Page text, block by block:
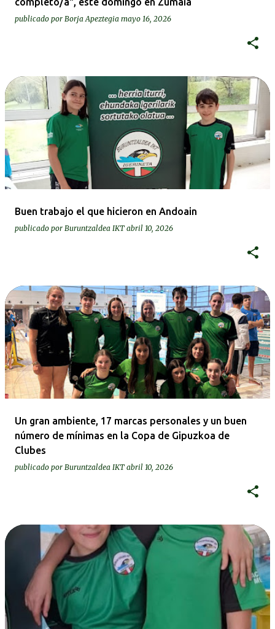
publicado por Borja Apeztegia mayo 16, 2026
Buen trabajo el que hicieron en Andoain
publicado por Buruntzaldea IKT abril 10, 2026
Un gran ambiente, 17 marcas personales y un buen
número de mínimas en la Copa de Gipuzkoa de
Clubes
publicado por Buruntzaldea IKT abril 10, 2026